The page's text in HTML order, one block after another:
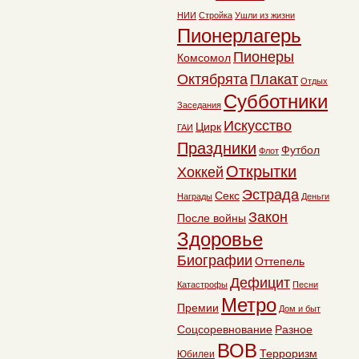
НИИ Стройка Ушли из жизни
Пионерлагерь
Комсомол Пионеры
Октябрята Плакат Отдых
Заседания Субботники
ГАИ Цирк Искусство
Праздники Флот Футбол
Хоккей Открытки
Награды Секс Эстрада Деньги
После войны Закон
Здоровье
Биографии Оттепель
Катастрофы Дефицит Песни
Премии Метро Дом и быт
Соцсоревнование Разное
Юбилеи ВОВ Терроризм